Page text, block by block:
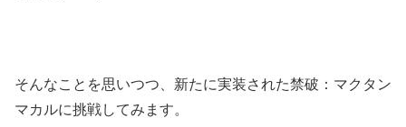
そんなことを思いつつ、新たに実装された禁破：マクタン
マカルに挑戦してみます。